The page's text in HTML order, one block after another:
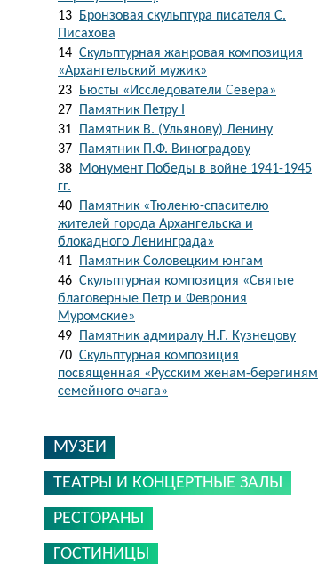
13
Бронзовая скульптура писателя С.
Писахова
14 Скульптурная жанровая композиция
«Архангельский мужик»
23
Бюсты «Исследователи Севера»
27
Памятник Петру I
31
Памятник В. (Ульянову) Ленину
37
Памятник П.Ф. Виноградову
38
Монумент Победы в войне 1941-1945
гг.
40
Памятник «Тюленю-спасителю
жителей города Архангельска и
блокадного Ленинграда»
41
Памятник Соловецким юнгам
46 Скульптурная композиция «Святые
благоверные Петр и Феврония
Муромские»
49
Памятник адмиралу Н.Г. Кузнецову
70 Скульптурная композиция
посвященная «Русским женам-берегиням
семейного очага»
МУЗЕИ
ТЕАТРЫ И КОНЦЕРТНЫЕ ЗАЛЫ
РЕСТОРАНЫ
ГОСТИНИЦЫ